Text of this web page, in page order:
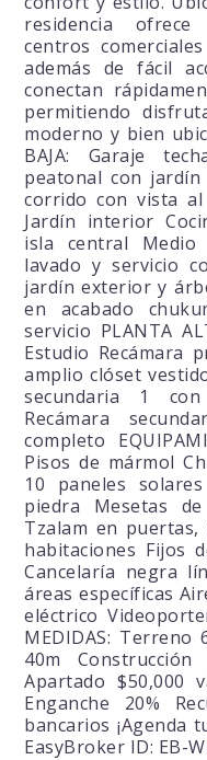
residencia
centros
además de fácil
conectan
permitiendo
moderno y bien
BAJA: Garaje
peatonal con jardín
corrido con vista
Jardín interior
isla central
lavado y servicio
jardín exterior y
en acabado
servicio PLANTA
Estudio Recámara
amplio clóset
secundaria 1
Recámara
completo
Pisos de mármol
10 paneles
piedra Mesetas
Tzalam en
habitaciones Fijos
Cancelaría negra
áreas específicas
eléctrico
MEDIDAS:
40m Construcción
Apartado $50,000
Enganche 20%
bancarios ¡Agenda
EasyBroker ID: EB-